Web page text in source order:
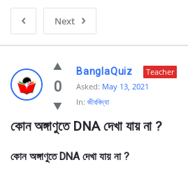
Next
Ask
Questions
BanglaQuiz
Latest
0
BanglaQuiz
Teacher
Asked: May 13, 2021
In: জীববিদ্যা
কোন অঙ্গাণুতে DNA দেখা যায় না ?
কোন অঙ্গাণুতে DNA দেখা যায় না ?